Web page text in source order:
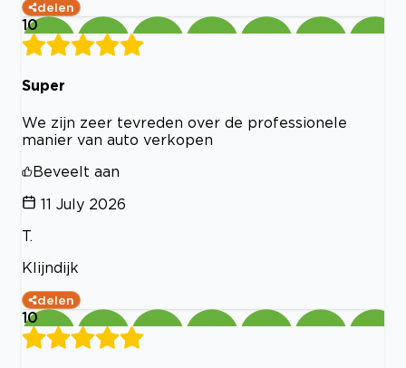
delen
10
Super
We zijn zeer tevreden over de professionele
manier van auto verkopen
Beveelt aan
11 July 2026
T.
Klijndijk
delen
10